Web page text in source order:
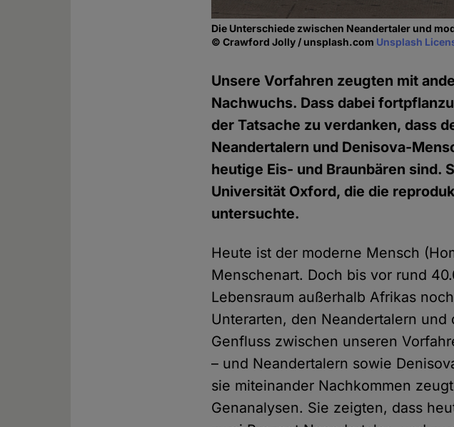
Die Unterschiede zwischen Neandertaler und
© Crawford Jolly / unsplash.com Unsplash
Unsere Vorfahren zeugten mit
Nachwuchs. Dass dabei
der Tatsache zu verdanken, dass
Neandertalern und Denisova-
heutige Eis- und Braunbären sind.
Universität Oxford, die die
untersuchte.
Heute ist der moderne Mensch
Menschenart. Doch bis vor rund
Lebensraum außerhalb Afrikas
Unterarten, den Neandertalern
Genfluss zwischen unseren
– und Neandertalern sowie
sie miteinander Nachkommen
Genanalysen. Sie zeigten, dass